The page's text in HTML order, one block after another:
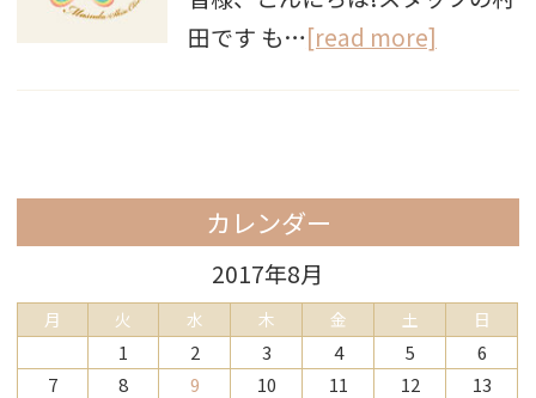
田です も…[read more]
カレンダー
2017年8月
月 火 水 木 金 土 日
1 2 3 4 5
6
7
8 9 10 11 12
13